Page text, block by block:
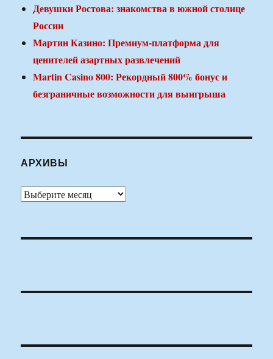
Девушки Ростова: знакомства в южной столице
России
Мартин Казино: Премиум-платформа для
ценителей азартных развлечений
Martin Casino 800: Рекордный 800% бонус и
безграничные возможности для выигрыша
АРХИВЫ
Архивы